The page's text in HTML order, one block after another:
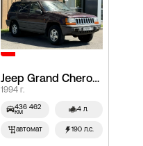
Jeep Grand Cherokee, I (ZJ)
1994 г.
436 462
км 4 л.
автомат 190 л.с.